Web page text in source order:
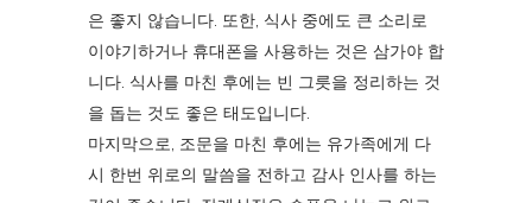
은 좋지 않습니다. 또한, 식사 중에도 큰 소리로
이야기하거나 휴대폰을 사용하는 것은 삼가야 합
니다. 식사를 마친 후에는 빈 그릇을 정리하는 것
을 돕는 것도 좋은 태도입니다.
마지막으로, 조문을 마친 후에는 유가족에게 다
시 한번 위로의 말씀을 전하고 감사 인사를 하는